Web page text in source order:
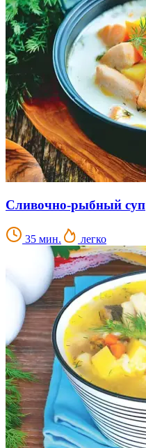
Сливочно-рыбный суп
35 мин. легко